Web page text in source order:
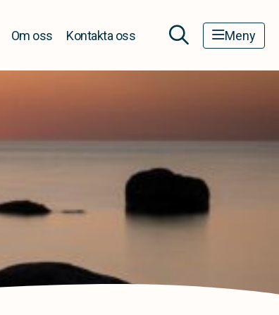
Om oss Kontakta oss Meny